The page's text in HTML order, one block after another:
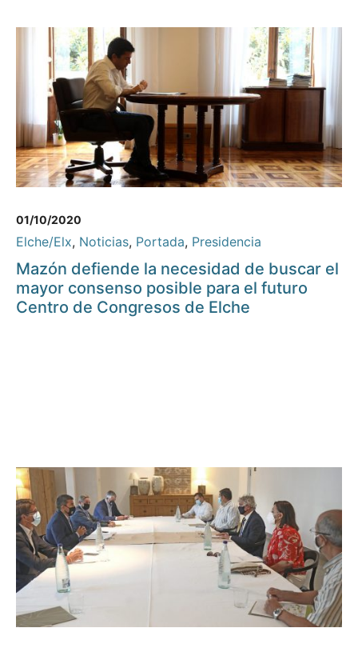
01/10/2020
Elche/Elx, Noticias, Portada, Presidencia
Mazón defiende la necesidad de buscar el
mayor consenso posible para el futuro
Centro de Congresos de Elche